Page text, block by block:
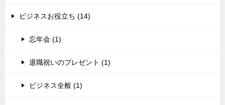
ビジネスお役立ち (14)
忘年会 (1)
退職祝いのプレゼント (1)
ビジネス全般 (1)